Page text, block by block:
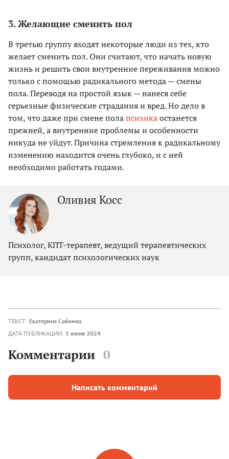
3. Желающие сменить пол
В третью группу входят некоторые люди из тех, кто
желает сменить пол. Они считают, что начать новую
жизнь и решить свои внутренние переживания можно
только с помощью радикального метода — смены
пола. Переводя на простой язык — нанеся себе
серьезные физические страдания и вред. Но дело в
том, что даже при смене полапсихикаостанется
прежней, а внутренние проблемы и особенности
никуда не уйдут. Причина стремления к радикальному
изменению находится очень глубоко, и с ней
необходимо работать годами.
Оливия Косс
Психолог, КПТ-терапевт, ведущий терапевтических
групп, кандидат психологических наук
ТЕКСТ: Екатерина Сайкина
ДАТА ПУБЛИКАЦИИ: 1 июня 2024
Комментарии 0
Написать комментарий